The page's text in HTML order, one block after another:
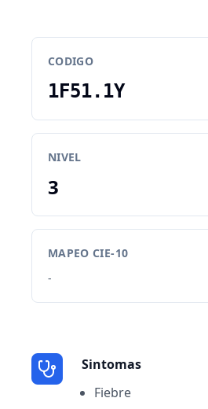
CODIGO
1F51.1Y
NIVEL
3
MAPEO CIE-10
-
Sintomas
Fiebre